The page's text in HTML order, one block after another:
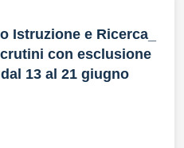
Istruzione e Ricerca_
con esclusione
13 al 21 giugno